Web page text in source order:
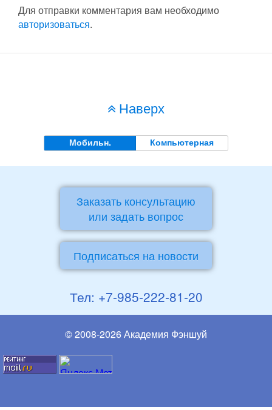
Для отправки комментария вам необходимо
авторизоваться.
Наверх
Мобильн. Компьютерная
Заказать консультацию
или задать вопрос
Подписаться на новости
Тел: +7-985-222-81-20
© 2008-2026 Академия Фэншуй